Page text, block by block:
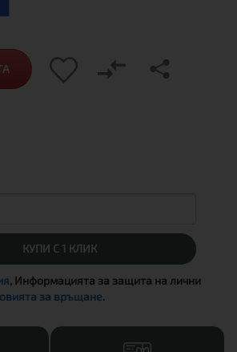
КУПИ С 1 КЛИК
, Информацията за защита на лични
за връщане.